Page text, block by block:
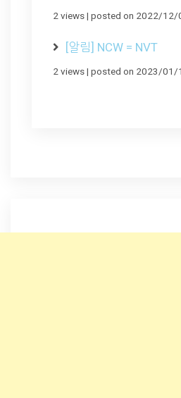
2 views| posted on 2022/12/
[알림] NCW = NVT
2 views| posted on 2023/01/